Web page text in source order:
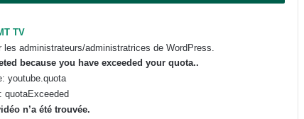
d’entreprises étrangères
TV
administrateurs/administratrices de WordPress.
because you have exceeded your quota..
youtube.quota
quotaExceeded
n’a été trouvée.